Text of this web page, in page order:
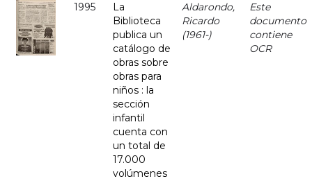
1995
La
Biblioteca
publica un
catálogo de
obras sobre
obras para
niños : la
sección
infantil
cuenta con
un total de
17.000
volúmenes
Aldarondo,
Ricardo
(1961-)
Este
documento
contiene
OCR